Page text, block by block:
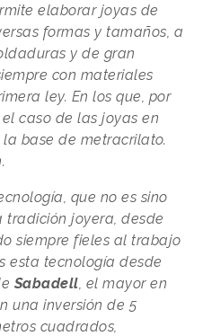
elaborar joyas de
formas y tamaños, a
y de gran
con materiales
ley. En los que, por
caso de las joyas en
base de metracrilato.
que no es sino
joyera, desde
siempre fieles al trabajo
esta tecnología desde
Sabadell , el mayor en
una inversión de 5
cuadrados,